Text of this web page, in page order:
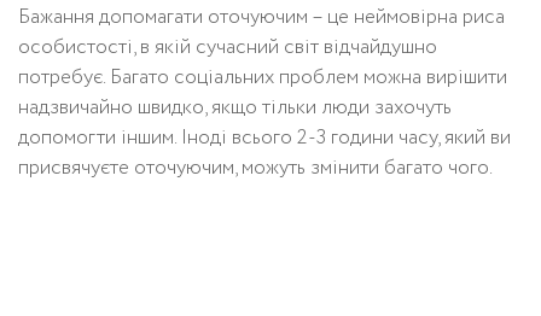
Бажання допомагати оточуючим – це неймовірна риса
особистості, в якій сучасний світ відчайдушно
потребує. Багато соціальних проблем можна вирішити
надзвичайно швидко, якщо тільки люди захочуть
допомогти іншим. Іноді всього 2-3 години часу, який ви
присвячуєте оточуючим, можуть змінити багато чого.